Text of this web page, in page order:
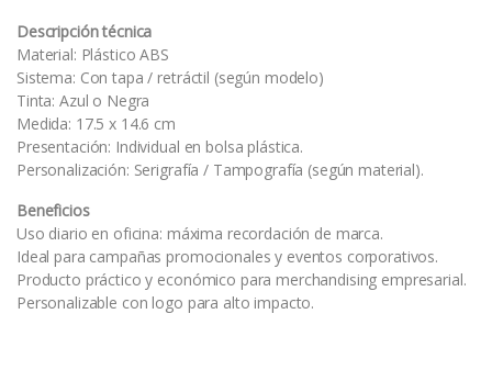
Descripción técnica
Material: Plástico ABS
Sistema: Con tapa / retráctil (según modelo)
Tinta: Azul o Negra
Medida: 17.5 x 14.6 cm
Presentación: Individual en bolsa plástica.
Personalización: Serigrafía / Tampografía (según material).
Beneficios
Uso diario en oficina: máxima recordación de marca.
Ideal para campañas promocionales y eventos corporativos.
Producto práctico y económico para merchandising empresarial.
Personalizable con logo para alto impacto.